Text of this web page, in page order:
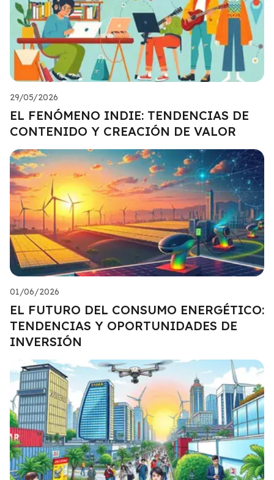
29/05/2026
EL FENÓMENO INDIE: TENDENCIAS DE
CONTENIDO Y CREACIÓN DE VALOR
01/06/2026
EL FUTURO DEL CONSUMO ENERGÉTICO:
TENDENCIAS Y OPORTUNIDADES DE
INVERSIÓN